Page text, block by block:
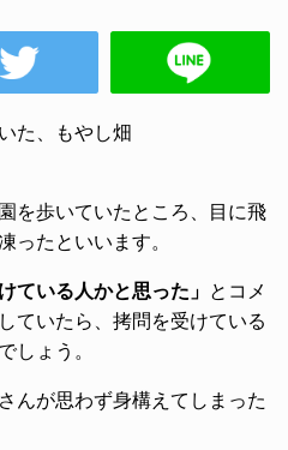
た、もやし畑
を歩いていたところ、目に飛
ったといいます。
ている人かと思った」 とコメ
ていたら、拷問を受けている
しょう。
んが思わず身構えてしまった